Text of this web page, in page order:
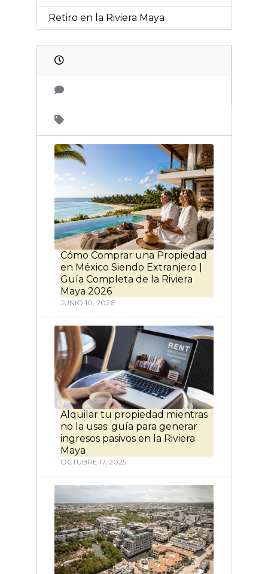
Retiro en la Riviera Maya
Cómo Comprar una Propiedad
en México Siendo Extranjero |
Guía Completa de la Riviera
Maya 2026
JUNIO 10, 2026
Alquilar tu propiedad mientras
no la usas: guía para generar
ingresos pasivos en la Riviera
Maya
OCTUBRE 17, 2025